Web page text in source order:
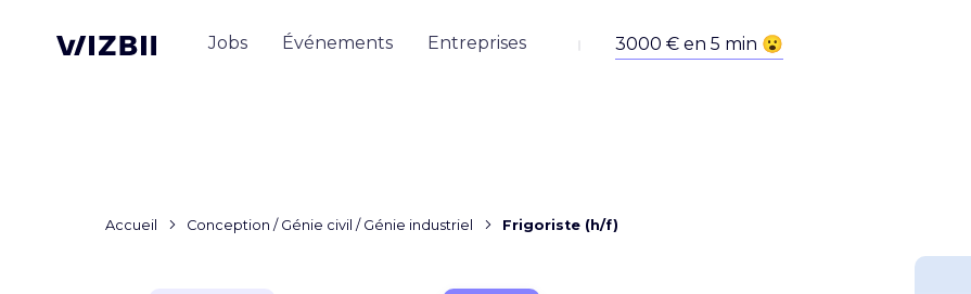
Jobs Événements Entreprises
Accueil Conception / Génie civil / Génie industriel Frigoriste (h/f)